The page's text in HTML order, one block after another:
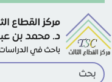
Skip to main content